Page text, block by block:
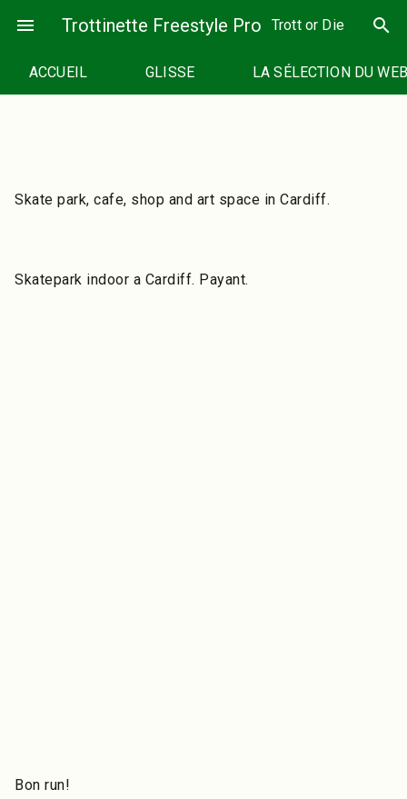
menu Trottinette Freestyle Pro Trott or Die search
ACCUEIL GLISSE LA SÉLECTION DU
Skate park, cafe, shop and art space in Cardiff.
Skatepark indoor a Cardiff. Payant.
Bon run!